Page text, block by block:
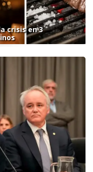
crisis en 3